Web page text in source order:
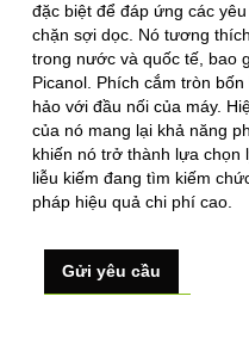
đặc biệt để đáp ứng các
chặn sợi dọc. Nó tương
trong nước và quốc tế, bao
Picanol. Phích cắm tròn
hảo với đầu nối của máy.
của nó mang lại khả năng
khiến nó trở thành lựa
liễu kiếm đang tìm kiếm
pháp hiệu quả chi phí cao.
Gửi yêu cầu